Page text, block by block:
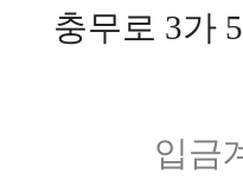
충무로 3가
입금